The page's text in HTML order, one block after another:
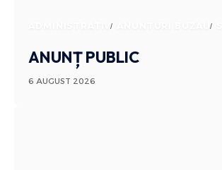
ADMINISTRATIV ANUNTURI BUZAU
ANUNȚ PUBLIC
6 AUGUST 2026